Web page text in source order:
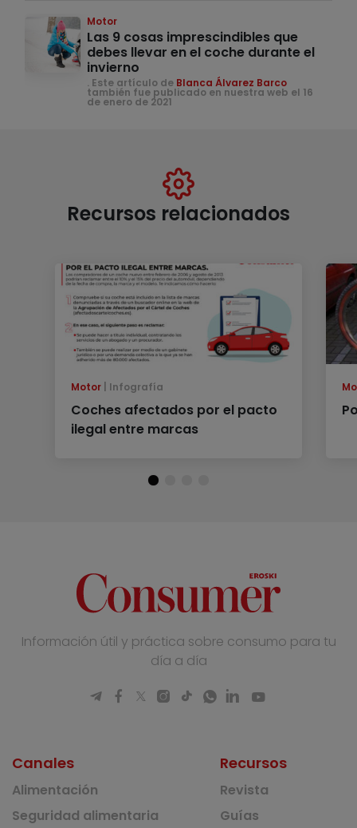
Motor
Las 9 cosas imprescindibles que
debes llevar en el coche durante el
invierno
. Este artículo de Blanca Álvarez Barco
también fue publicado en nuestra web el 16
de enero de 2021
Recursos relacionados
Motor Infografía
Coches afectados por el pacto
ilegal entre marcas
Información útil y práctica sobre consumo para tu
día a día
Canales
Alimentación
Seguridad alimentaria
Recursos
Revista
Guías